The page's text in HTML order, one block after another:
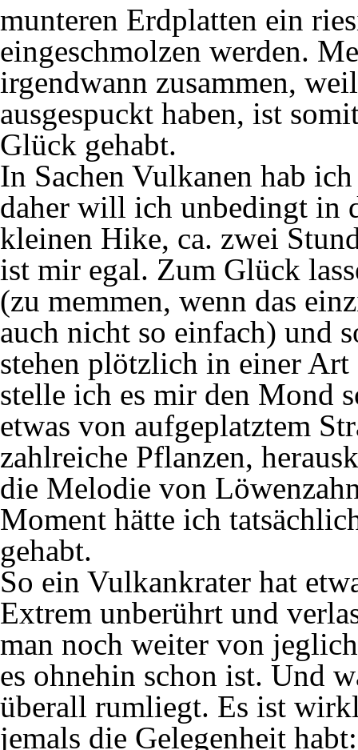
munteren Erdplatten ein
eingeschmolzen werden.
irgendwann zusammen,
ausgespuckt haben, ist
Glück gehabt.
In Sachen Vulkanen hab
daher will ich unbedingt in
kleinen Hike, ca. zwei
ist mir egal. Zum Glück
(zu memmen, wenn das
auch nicht so einfach) und
stehen plötzlich in einer
stelle ich es mir den Mond
etwas von aufgeplatztem
zahlreiche Pflanzen,
die Melodie von
Moment hätte ich
gehabt.
So ein Vulkankrater hat
Extrem unberührt und
man noch weiter von
es ohnehin schon ist. Und
überall rumliegt. Es ist
jemals die Gelegenheit